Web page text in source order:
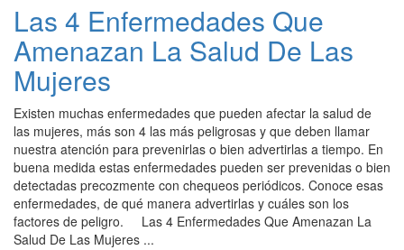
Las 4 Enfermedades Que
Amenazan La Salud De Las
Mujeres
Existen muchas enfermedades que pueden afectar la salud de
las mujeres, más son 4 las más peligrosas y que deben llamar
nuestra atención para prevenirlas o bien advertirlas a tiempo. En
buena medida estas enfermedades pueden ser prevenidas o bien
detectadas precozmente con chequeos periódicos. Conoce esas
enfermedades, de qué manera advertirlas y cuáles son los
factores de peligro. Las 4 Enfermedades Que Amenazan La
Salud De Las Mujeres ...